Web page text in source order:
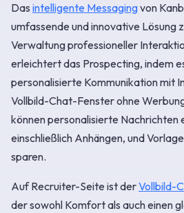
Das intelligente Messagingvon
umfassende und innovative Lösung
Verwaltung professioneller
erleichtert das Prospecting, indem
personalisierte Kommunikation mit
Vollbild-Chat-Fenster ohne
können personalisierte Nachrichten
einschließlich Anhängen, und
sparen.
Auf Recruiter-Seite ist derVollbild-
der sowohl Komfort als auch einen